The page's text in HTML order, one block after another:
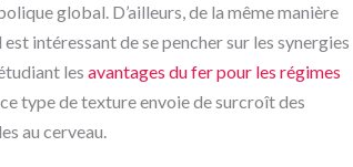
global. D’ailleurs, de la même manière
intéressant de se pencher sur les synergies
les avantages du fer pour les régimes
type de texture envoie de surcroît des
au cerveau.